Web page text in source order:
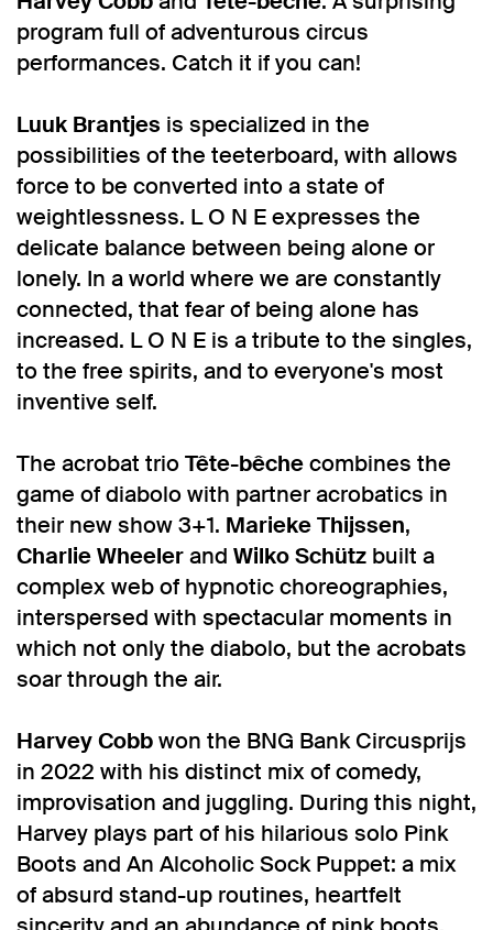
program full of adventurous circus
performances. Catch it if you can!
Luuk Brantjes is specialized in the
possibilities of the teeterboard, with allows
force to be converted into a state of
weightlessness. L O N E expresses the
delicate balance between being alone or
lonely. In a world where we are constantly
connected, that fear of being alone has
increased. L O N E is a tribute to the singles,
to the free spirits, and to everyone's most
inventive self.
The acrobat trioTête-bêchecombines the
game of diabolo with partner acrobatics in
their new show 3+1. Marieke Thijssen,
Charlie Wheelerand Wilko Schütz built a
complex web of hypnotic choreographies,
interspersed with spectacular moments in
which not only the diabolo, but the acrobats
soar through the air.
Harvey Cobbwon the BNG Bank Circusprijs
in 2022 with his distinct mix of comedy,
improvisation and juggling. During this night,
Harvey plays part of his hilarious solo Pink
Boots and An Alcoholic Sock Puppet: a mix
of absurd stand-up routines, heartfelt
Inzoomen